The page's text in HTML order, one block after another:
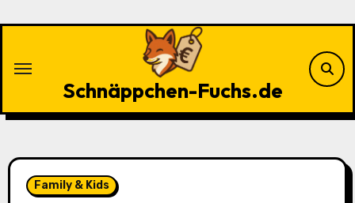
Schnäppchen-Fuchs.de
Family & Kids